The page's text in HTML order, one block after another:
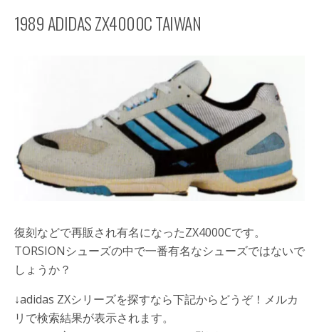
1989 ADIDAS ZX4000C TAIWAN
復刻などで再販され有名になったZX4000Cです。
TORSIONシューズの中で一番有名なシューズではないで
しょうか？
↓adidas ZXシリーズを探すなら下記からどうぞ！メルカ
リで検索結果が表示されます。